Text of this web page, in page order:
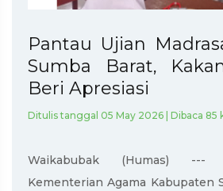
Pantau Ujian
Sumba Barat,
Beri Apresiasi
Ditulis tanggal 05 May 2026 | Dibaca 85
Waikabubak (Humas) ---
Kementerian Agama Kabupaten